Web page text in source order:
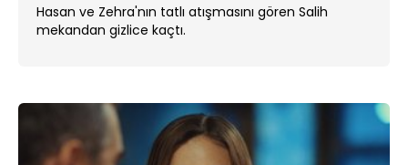
Hasan ve Zehra'nın tatlı atışmasını gören Salih
mekandan gizlice kaçtı.